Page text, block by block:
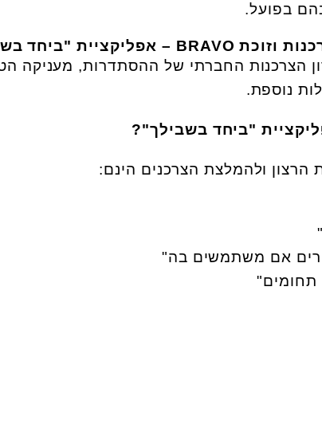
בפועל.
הצרכנות החברתי של ההסתדרות, מעניקה
נוספת.
"ביחד בשבילך"?
ולהמלצת הצרכנים הינם:
אם משתמשים בה"
תחומים"